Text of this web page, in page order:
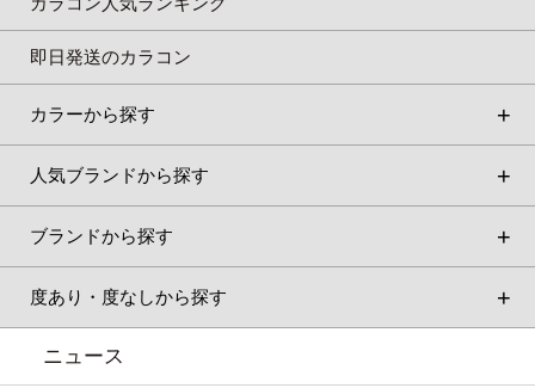
即日発送のカラコン
カラーから探す
人気ブランドから探す
ブランドから探す
度あり・度なしから探す
ニュース